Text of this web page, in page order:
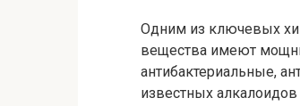
Одним из ключевых
вещества имеют
антибактериальные,
известных